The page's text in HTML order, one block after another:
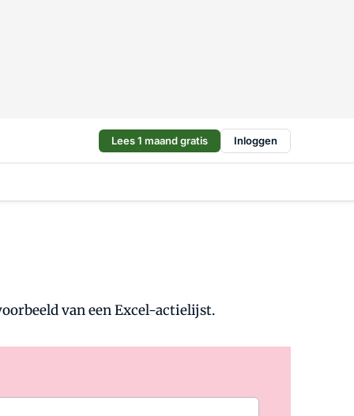
Lees 1 maand gratis Inloggen
van een Excel-actielijst.